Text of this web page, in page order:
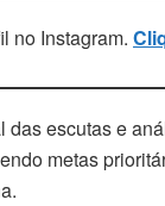
no Instagram.
das escutas e
metas